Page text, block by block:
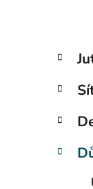
P
s
r
n
K
a
e
o
i